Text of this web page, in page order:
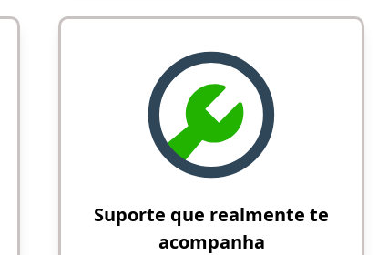
Suporte que realmente te
acompanha